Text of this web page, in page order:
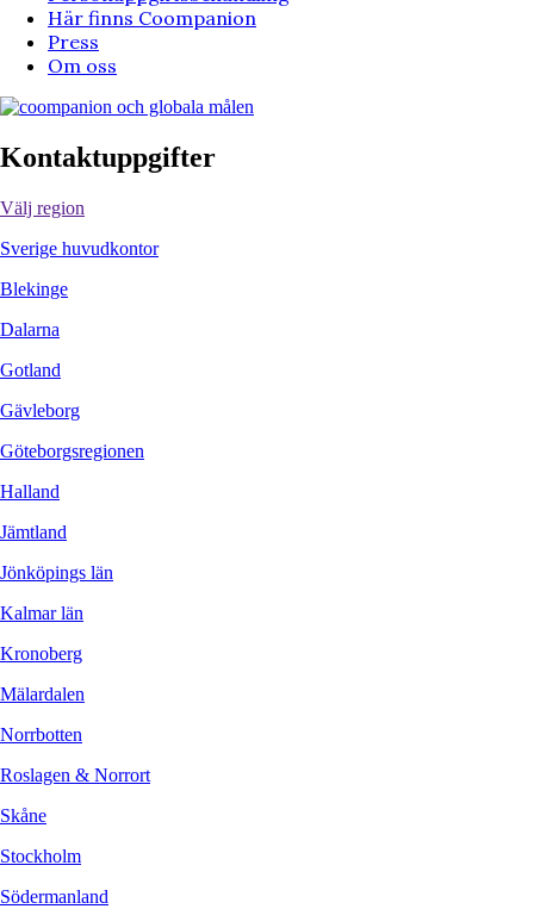
Här finns Coompanion
Press
Om oss
Kontaktuppgifter
Välj region
Sverige huvudkontor
Blekinge
Dalarna
Gotland
Gävleborg
Göteborgsregionen
Halland
Jämtland
Jönköpings län
Kalmar län
Kronoberg
Mälardalen
Norrbotten
Roslagen & Norrort
Skåne
Stockholm
Södermanland